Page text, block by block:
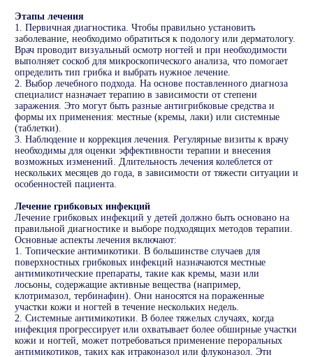
Этапы лечения
1. Первичная диагностика. Чтобы правильно установить
заболевание, необходимо обратиться к подологу или дерматологу.
Врач проводит визуальный осмотр ногтей и при необходимости
выполняет соскоб для микроскопического анализа, что помогает
определить тип грибка и выбрать нужное лечение.
2. Выбор лечебного подхода. На основе поставленного диагноза
специалист назначает терапию в зависимости от степени
заражения. Это могут быть разные антигрибковые средства и
формы их применения: местные (кремы, лаки) или системные
(таблетки).
3. Наблюдение и коррекция лечения. Регулярные визиты к врачу
необходимы для оценки эффективности терапии и внесения
возможных изменений. Длительность лечения колеблется от
нескольких месяцев до года, в зависимости от тяжести ситуации и
особенностей пациента.
Лечение грибковых инфекций
Лечение грибковых инфекций у детей должно быть основано на
правильной диагностике и выборе подходящих методов терапии.
Основные аспекты лечения включают:
1. Топические антимикотики. В большинстве случаев для
поверхностных грибковых инфекций назначаются местные
антимикотические препараты, такие как кремы, мази или
лосьоны, содержащие активные вещества (например,
клотримазол, тербинафин). Они наносятся на пораженные
участки кожи и ногтей в течение нескольких недель.
2. Системные антимикотики. В более тяжелых случаях, когда
инфекция прогрессирует или охватывает более обширные участки
кожи и ногтей, может потребоваться применение пероральных
антимикотиков, таких как итраконазол или флуконазол. Эти